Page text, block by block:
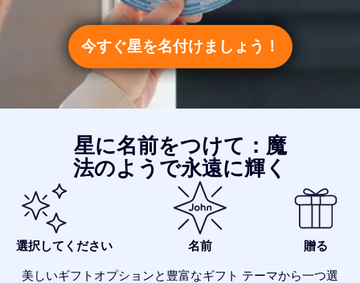
今すぐ星を名付けましょう！
星に名前をつけて：魔
法のようで永遠に輝く
選択してください 名前 贈る
美しいギフトオプションと豊富なギフト テーマから一つ選